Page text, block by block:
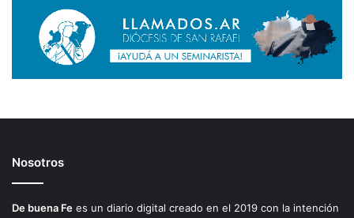
Nosotros
De buena Fe es un diario digital creado en el 2019 con la intención